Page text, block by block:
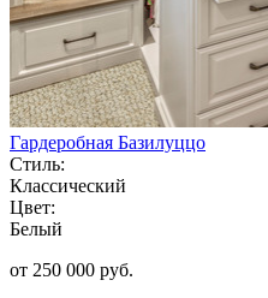
Гардеробная Базилуццо
Стиль:
Классический
Цвет:
Белый
от 250 000 руб.